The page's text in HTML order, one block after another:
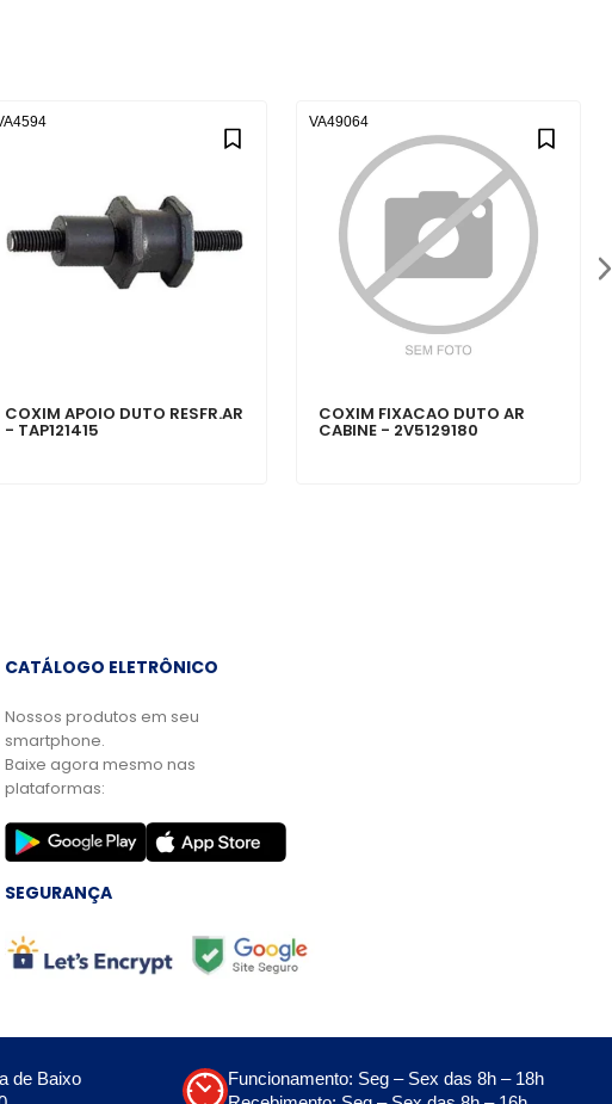
COXIM APOIO DUTO RESFR.AR
- TAP121415
COXIM FIXACAO DUTO AR
CABINE - 2V5129180
VA49064
CATÁLOGO ELETRÔNICO
Nossos produtos em seu
smartphone.
Baixe agora mesmo nas
plataformas:
SEGURANÇA
de Baixo
Funcionamento: Seg – Sex das 8h – 18h